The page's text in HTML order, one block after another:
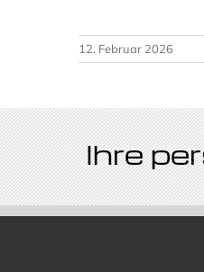
12. Februar 2026
Ihre